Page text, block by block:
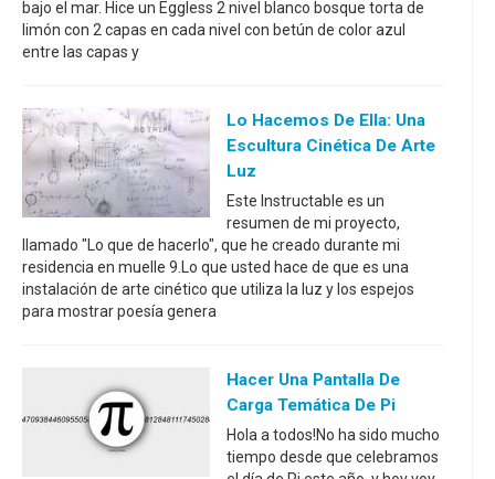
bajo el mar. Hice un Eggless 2 nivel blanco bosque torta de
limón con 2 capas en cada nivel con betún de color azul
entre las capas y
Lo Hacemos De Ella: Una
Escultura Cinética De Arte
Luz
Este Instructable es un
resumen de mi proyecto,
llamado "Lo que de hacerlo", que he creado durante mi
residencia en muelle 9.Lo que usted hace de que es una
instalación de arte cinético que utiliza la luz y los espejos
para mostrar poesía genera
Hacer Una Pantalla De
Carga Temática De Pi
Hola a todos!No ha sido mucho
tiempo desde que celebramos